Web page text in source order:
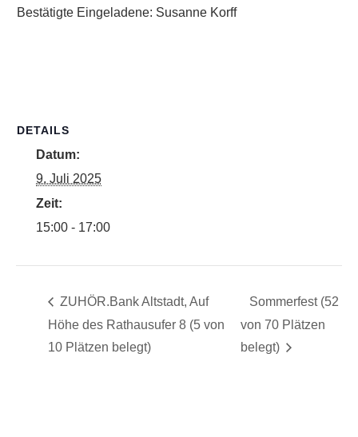
Bestätigte Eingeladene: Susanne Korff
DETAILS
Datum:
9. Juli 2025
Zeit:
15:00 - 17:00
ZUHÖR.Bank Altstadt, Auf
Höhe des Rathausufer 8 (5 von
10 Plätzen belegt)
Sommerfest (52
von 70 Plätzen
belegt)